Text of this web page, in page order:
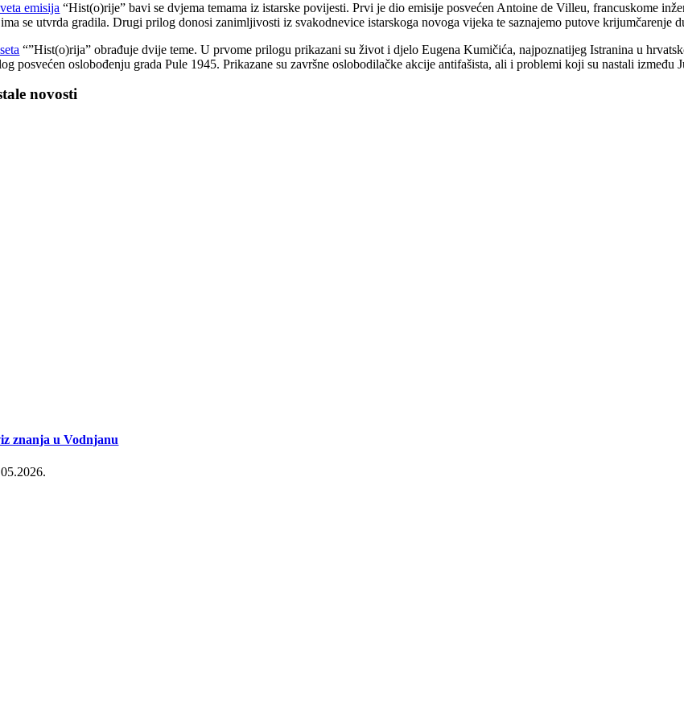
emisija “Hist(o)rije” bavi se dvjema temama iz istarske povijesti. Prvi je dio emisije posvećen Antoine de Villeu, francuskome
se utvrda gradila. Drugi prilog donosi zanimljivosti iz svakodnevice istarskoga novoga vijeka te saznajemo putove krijumčarenje
“”Hist(o)rija” obrađuje dvije teme. U prvome prilogu prikazani su život i djelo Eugena Kumičića, najpoznatijeg Istranina u
posvećen oslobođenju grada Pule 1945. Prikazane su završne oslobodilačke akcije antifašista, ali i problemi koji su nastali između
novosti
znanja u Vodnjanu